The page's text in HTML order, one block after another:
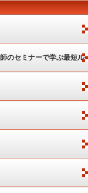
のセミナーで学ぶ最短ル